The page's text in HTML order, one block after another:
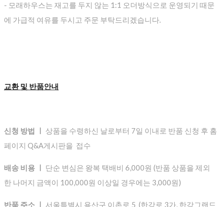
- 모래하우스는 재고를 두지 않는 1:1 오더방식으로 운영되기 때문
에 가급적 여유를 두시고 주문 부탁드리겠습니다.
교환 및 반품안내
신청 방법 ㅣ 상품을 수령하신 날로부터 7일 이내로 반품 신청 후 홈
페이지 Q&A게시판을 접수
배송 비용 ㅣ
단순 변심은 왕복 택배비 6,000원 (반품 상품을 제외
한 나머지 금액이 100,000원 이상일 경우에는 3,000원)
반품 주소 ㅣ 서울특별시 용산구 이촌로 5 (한강로 3가, 한강그랜드